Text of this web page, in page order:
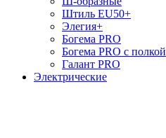
Штиль EU50+
Элегия+
Богема PRO
Богема PRO с полкой
Галант PRO
Электрические